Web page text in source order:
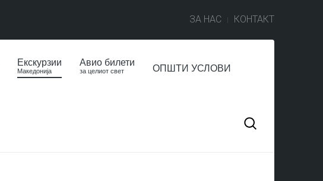
ЗА НАС КОНТАКТ
Екскурзии
Македонија
Авио билети
за целиот свет ОПШТИ УСЛОВИ